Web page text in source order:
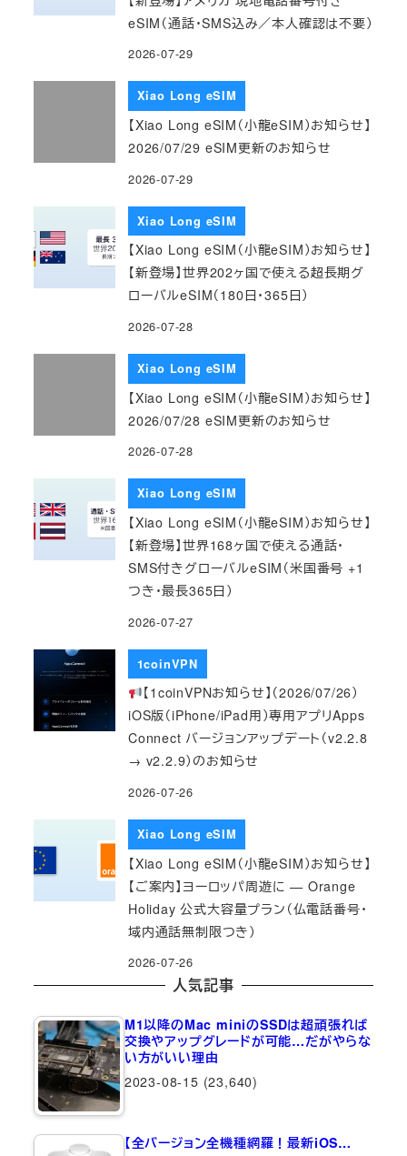
eSIM（通話・SMS込み／本人確認は不要）
2026-07-29
Xiao Long eSIM
【Xiao Long eSIM（小龍eSIM）お知らせ】
2026/07/29 eSIM更新のお知らせ
2026-07-29
Xiao Long eSIM
【Xiao Long eSIM（小龍eSIM）お知らせ】
【新登場】世界202ヶ国で使える超長期グ
ローバルeSIM（180日・365日）
2026-07-28
Xiao Long eSIM
【Xiao Long eSIM（小龍eSIM）お知らせ】
2026/07/28 eSIM更新のお知らせ
2026-07-28
Xiao Long eSIM
【Xiao Long eSIM（小龍eSIM）お知らせ】
【新登場】世界168ヶ国で使える通話・
SMS付きグローバルeSIM（米国番号 +1
つき・最長365日）
2026-07-27
1coinVPN
【1coinVPNお知らせ】（2026/07/26）
iOS版（iPhone/iPad用）専用アプリApps
Connect バージョンアップデート（v2.2.8
→ v2.2.9）のお知らせ
2026-07-26
Xiao Long eSIM
【Xiao Long eSIM（小龍eSIM）お知らせ】
【ご案内】ヨーロッパ周遊に — Orange
Holiday 公式大容量プラン（仏電話番号・
域内通話無制限つき）
2026-07-26
人気記事
M1以降のMac miniのSSDは超頑張れば
交換やアップグレードが可能…だがやらな
い方がいい理由
2023-08-15 (23,640)
【全バージョン全機種網羅！最新iOS…